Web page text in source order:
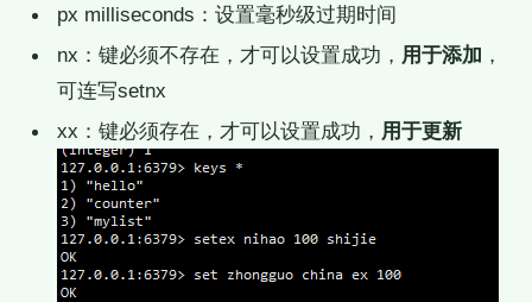
px milliseconds：设置毫秒级过期时间
nx：键必须不存在，才可以设置成功， 用于添加 ，
可连写setnx
xx：键必须存在，才可以设置成功， 用于更新